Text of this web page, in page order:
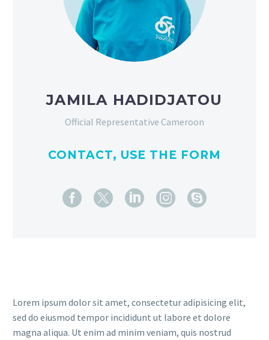
JAMILA HADIDJATOU
Official Representative Cameroon
CONTACT, USE THE FORM
Lorem ipsum dolor sit amet, consectetur adipisicing elit,
sed do eiusmod tempor incididunt ut labore et dolore
magna aliqua. Ut enim ad minim veniam, quis nostrud